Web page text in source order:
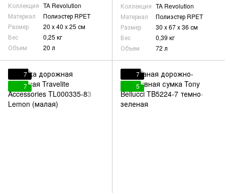
Коллекция TA Revolution
Материал
Полиэстер RPET
Размер
20 x 40 x 25 см
Вес
0,25 кг
Объем
20 л
Коллекция TA Revolution
Материал
Полиэстер RPET
Размер
30 x 67 x 36 см
Вес
0,39 кг
Объем
72 л
7
7
7
5